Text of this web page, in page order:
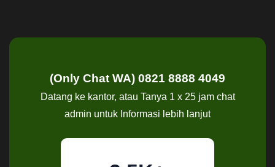
(Only Chat WA) 0821 8888 4049
Datang ke kantor, atau Tanya 1 x 25 jam chat
admin untuk Informasi lebih lanjut